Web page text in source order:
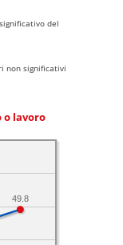
del
non significativi
lavoro
49.8